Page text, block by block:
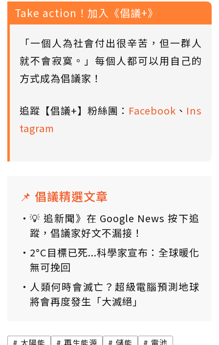
Take action！加入《倡議+》
「一個人為社會付出很辛苦，但一群人
就不會寂寞。」每個人都可以用自己的
方式成為倡議家！
追蹤【倡議+】粉絲團： Facebook 、 Ins
tagram
📌 倡議精選文章
💡 追新聞》在 Google News 按下追
蹤，倡議家好文不漏接！
2°C目標已死...科學家宣布：全球暖化
無可挽回
人類何時會滅亡？超級電腦預測地球
將會再度發生「大滅絕」